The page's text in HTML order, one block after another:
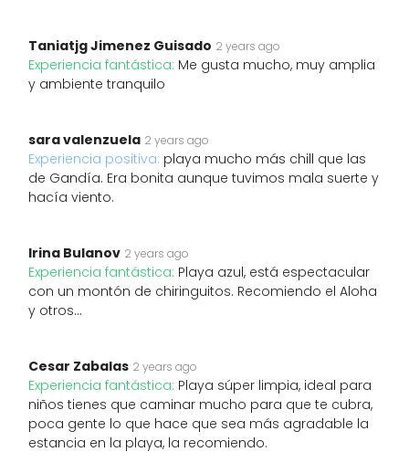
Taniatjg Jimenez Guisado 2 years ago
Experiencia fantástica: Me gusta mucho, muy amplia
y ambiente tranquilo
sara valenzuela 2 years ago
Experiencia positiva: playa mucho más chill que las
de Gandía. Era bonita aunque tuvimos mala suerte y
hacía viento.
Irina Bulanov 2 years ago
Experiencia fantástica: Playa azul, está espectacular
con un montón de chiringuitos. Recomiendo el Aloha
y otros…
Cesar Zabalas 2 years ago
Experiencia fantástica: Playa súper limpia, ideal para
niños tienes que caminar mucho para que te cubra,
poca gente lo que hace que sea más agradable la
estancia en la playa, la recomiendo.